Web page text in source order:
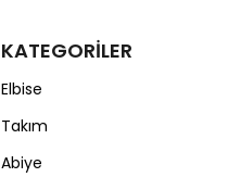
KATEGORİLER
Elbise
Takım
Abiye